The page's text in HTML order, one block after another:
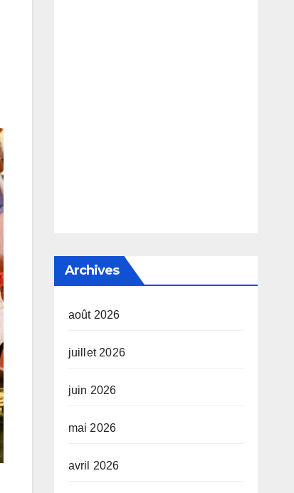
Archives
août 2026
juillet 2026
juin 2026
mai 2026
avril 2026